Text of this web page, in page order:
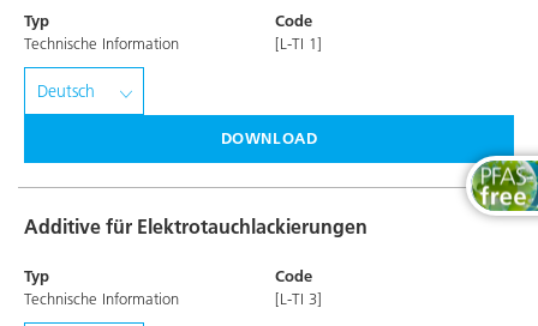
Typ
Technische Information
Code
[L-TI 1]
DOWNLOAD
Additive für Elektrotauchlackierungen
Typ
Technische Information
Code
[L-TI 3]